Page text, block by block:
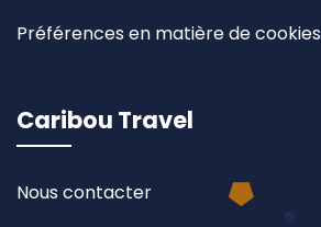
Préférences en matière de cookies
Caribou Travel
Nous contacter